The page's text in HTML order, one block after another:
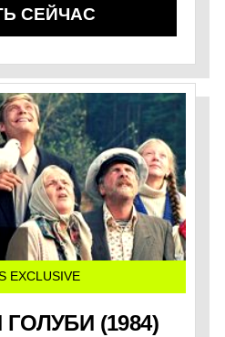
СЕЙЧАС
EXCLUSIVE
(1984)